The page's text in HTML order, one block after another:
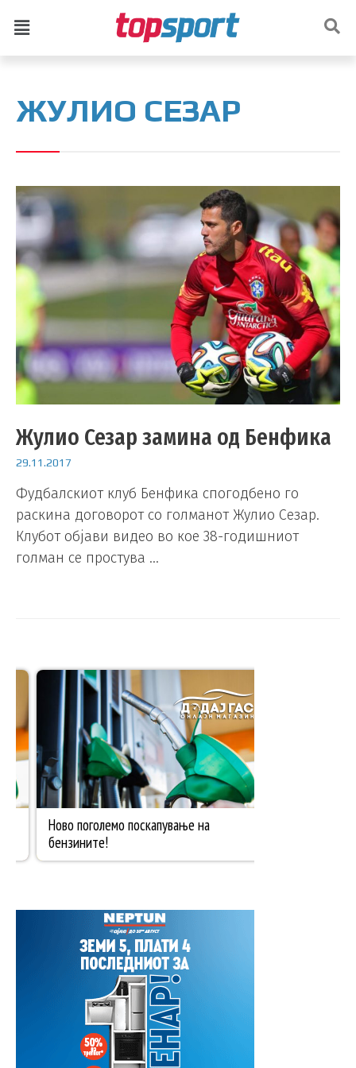
ЖУЛИО СЕЗАР
Жулио Сезар замина од Бенфика
29.11.2017
Фудбалскиот клуб Бенфика спогодбено го
раскина договорот со голманот Жулио Сезар.
Клубот објави видео во кое 38-годишниот
голман се простува …